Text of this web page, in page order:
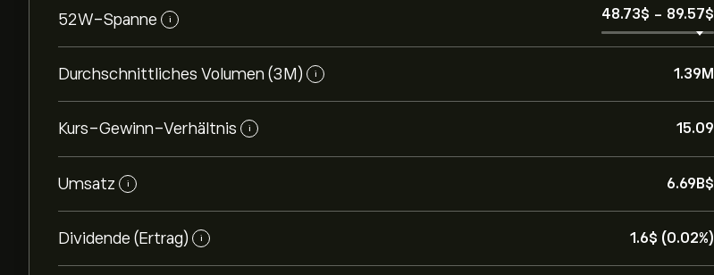
52W-Spanne i 48.73‎$‎ - 89.57‎$‎
Durchschnittliches Volumen (3M) i 1.39M
Kurs-Gewinn-Verhältnis i 15.09
Umsatz i 6.69B‎$‎
Dividende (Ertrag) i 1.6‎$‎ (0.02%)